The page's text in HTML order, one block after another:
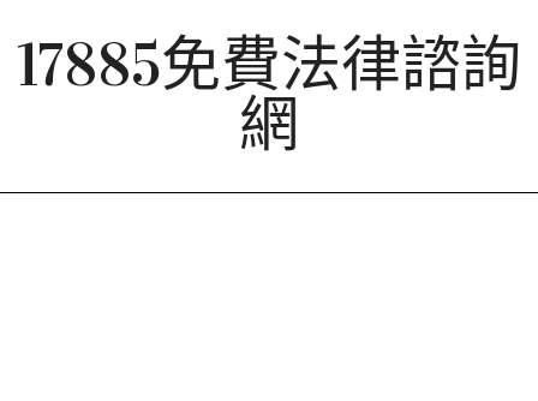
content
17885免費法律諮詢
網